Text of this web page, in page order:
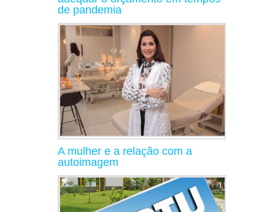
de pandemia
A mulher e a relação com a
autoimagem